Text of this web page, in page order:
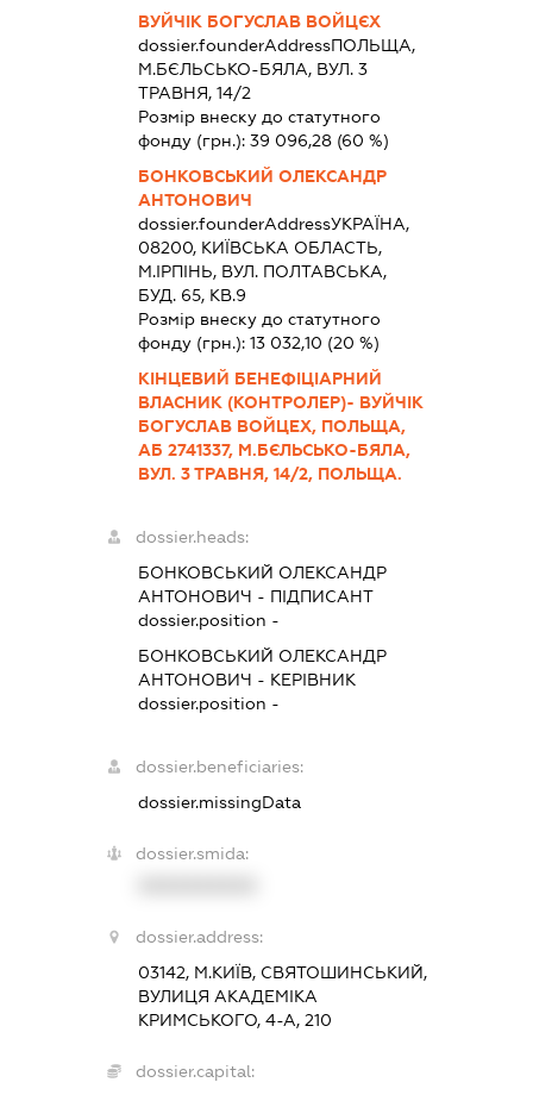
ВУЙЧІК БОГУСЛАВ ВОЙЦЄХ
dossier.founderAddressПОЛЬЩА,
М.БЄЛЬСЬКО-БЯЛА, ВУЛ. 3
ТРАВНЯ, 14/2
Розмір внеску до статутного
фонду (грн.): 39 096,28(60 %)
БОНКОВСЬКИЙ ОЛЕКСАНДР
АНТОНОВИЧ
dossier.founderAddressУКРАЇНА,
08200, КИЇВСЬКА ОБЛАСТЬ,
М.ІРПІНЬ, ВУЛ. ПОЛТАВСЬКА,
БУД. 65, КВ.9
Розмір внеску до статутного
фонду (грн.): 13 032,10 (20 %)
КІНЦЕВИЙ БЕНЕФІЦІАРНИЙ
ВЛАСНИК (КОНТРОЛЕР)- ВУЙЧІК
БОГУСЛАВ ВОЙЦЕХ, ПОЛЬЩА,
АБ 2741337, М.БЄЛЬСЬКО-БЯЛА,
ВУЛ. 3 ТРАВНЯ, 14/2, ПОЛЬЩА.
dossier.heads:
БОНКОВСЬКИЙ ОЛЕКСАНДР
АНТОНОВИЧ - ПІДПИСАНТ
dossier.position -
БОНКОВСЬКИЙ ОЛЕКСАНДР
АНТОНОВИЧ - КЕРІВНИК
dossier.position -
dossier.beneficiaries:
dossier.missingData
dossier.smida:
dossier.address:
03142, М.КИЇВ, СВЯТОШИНСЬКИЙ,
ВУЛИЦЯ АКАДЕМІКА
КРИМСЬКОГО, 4-А, 210
dossier.capital: